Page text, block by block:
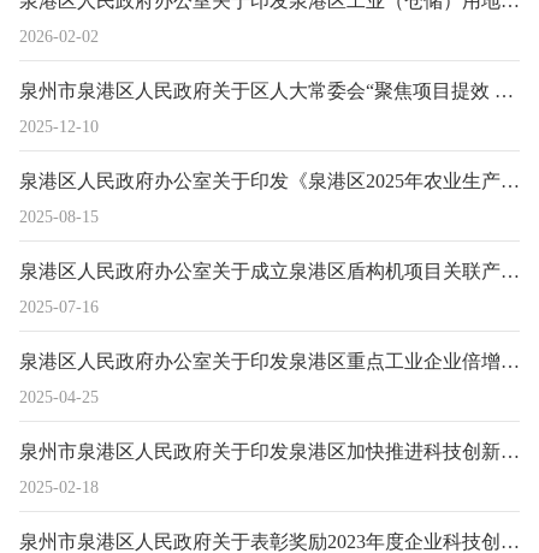
2026-02-02
2025-12-10
泉州市泉港区人民政府关于区人大常委会“聚焦项目提效 赋能经济高质量发展”工作情况报告审议意见办理情况的报告
2025-08-15
泉港区人民政府办公室关于印发《泉港区2025年农业生产社会化服务项目实施方案》的通知
2025-07-16
泉港区人民政府办公室关于成立泉港区盾构机项目关联产业服务工作专班的通知
2025-04-25
泉港区人民政府办公室关于印发泉港区重点工业企业倍增行动方案的通知
2025-02-18
泉州市泉港区人民政府关于印发泉港区加快推进科技创新发展促进科技成果落地转化的实施意见（2025年修订版）的通知
泉州市泉港区人民政府关于表彰奖励2023年度企业科技创新促进高质量发展奖励单位的通报